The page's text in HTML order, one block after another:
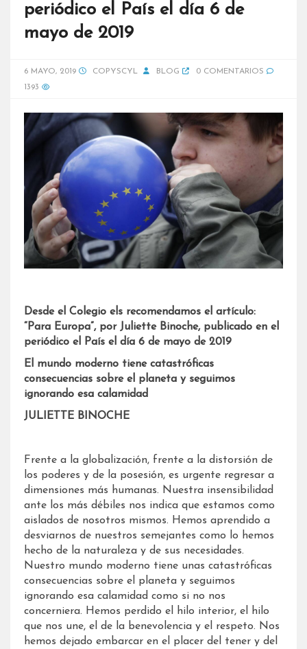
periódico el País el día 6 de
mayo de 2019
6 MAYO, 2019 COPYSCYL BLOG
0 COMENTARIOS
1393
Desde el Colegio els recomendamos el artículo:
“Para Europa”, por Juliette Binoche, publicado en el
periódico el País el día 6 de mayo de 2019
El mundo moderno tiene catastróficas
consecuencias sobre el planeta y seguimos
ignorando esa calamidad
JULIETTE BINOCHE
Frente a la globalización, frente a la distorsión de
los poderes y de la posesión, es urgente regresar a
dimensiones más humanas. Nuestra insensibilidad
ante los más débiles nos indica que estamos como
aislados de nosotros mismos. Hemos aprendido a
desviarnos de nuestros semejantes como lo hemos
hecho de la naturaleza y de sus necesidades.
Nuestro mundo moderno tiene unas catastróficas
consecuencias sobre el planeta y seguimos
ignorando esa calamidad como si no nos
concerniera. Hemos perdido el hilo interior, el hilo
que nos une, el de la benevolencia y el respeto. Nos
hemos dejado embarcar en el placer del tener y del